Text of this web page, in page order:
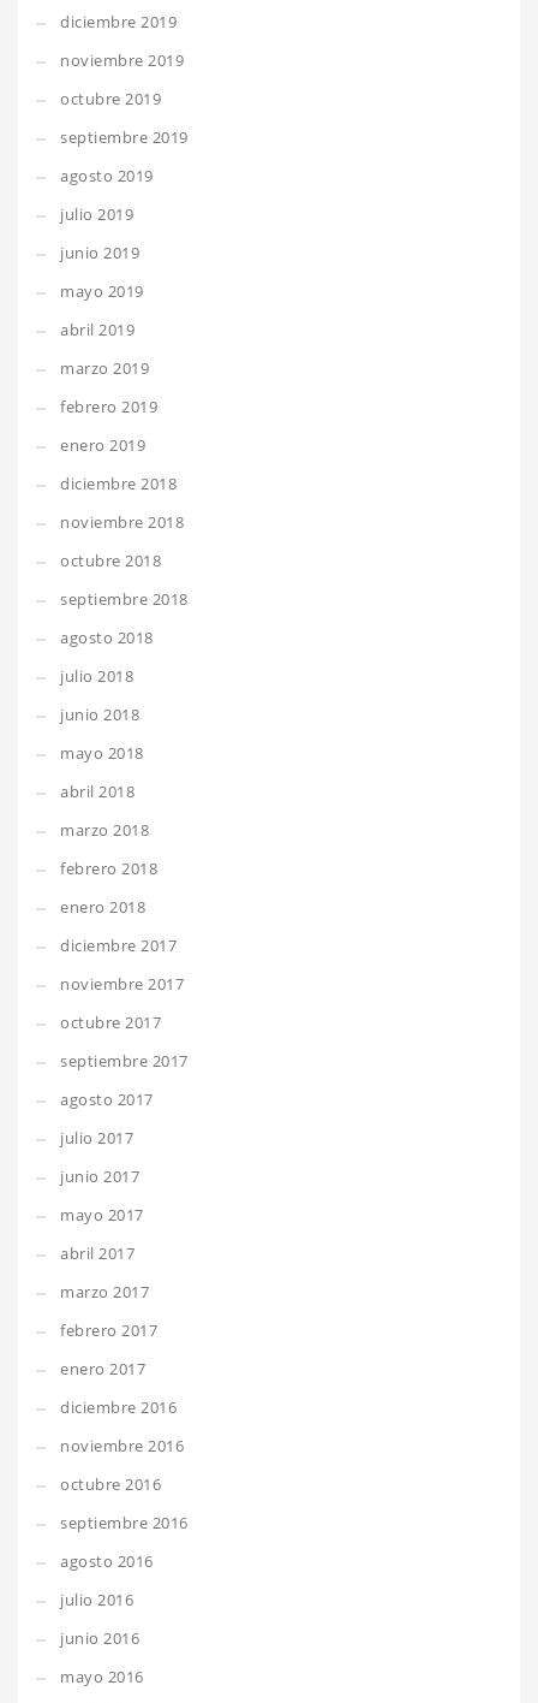
diciembre 2019
noviembre 2019
octubre 2019
septiembre 2019
agosto 2019
julio 2019
junio 2019
mayo 2019
abril 2019
marzo 2019
febrero 2019
enero 2019
diciembre 2018
noviembre 2018
octubre 2018
septiembre 2018
agosto 2018
julio 2018
junio 2018
mayo 2018
abril 2018
marzo 2018
febrero 2018
enero 2018
diciembre 2017
noviembre 2017
octubre 2017
septiembre 2017
agosto 2017
julio 2017
junio 2017
mayo 2017
abril 2017
marzo 2017
febrero 2017
enero 2017
diciembre 2016
noviembre 2016
octubre 2016
septiembre 2016
agosto 2016
julio 2016
junio 2016
mayo 2016